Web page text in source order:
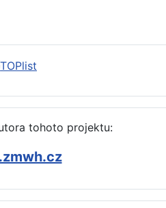
tohoto projektu: